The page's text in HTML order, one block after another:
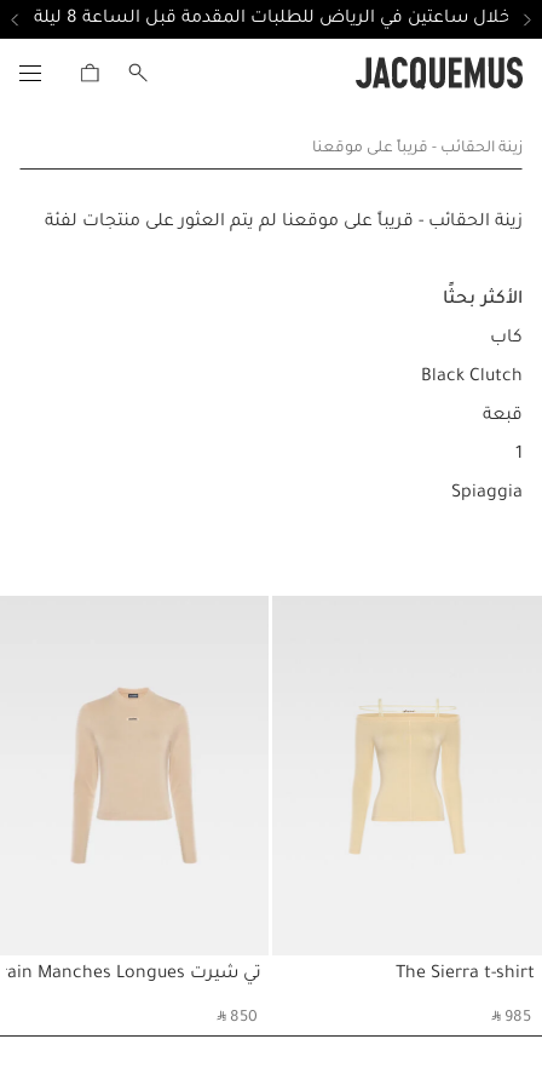
خلال ساعتين في الرياض للطلبات المقدمة قبل الساعة 8 ليلة
زينة الحقائب - قريباً على موقعنا
زينة الحقائب - قريباً على موقعنا لم يتم العثور على منتجات لفئة
الأكثر بحثًا
كاب
Black Clutch
قبعة
1
Spiaggia
The Sierra t-shirt
‎ ⃁ 985 ‎
تي شيرت Le T-Shirt Gros Grain Manches Longues حسابي
‎ ⃁ 850 ‎
حسابي